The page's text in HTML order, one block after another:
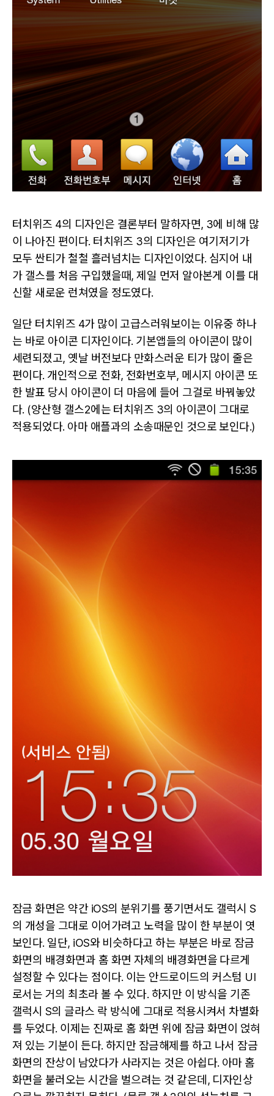
터치위즈 4의 디자인은 결론부터 말하자면, 3에 비해 많
이 나아진 편이다. 터치위즈 3의 디자인은 여기저기가
모두 싼티가 철철 흘러넘치는 디자인이었다. 심지어 내
가 갤스를 처음 구입했을때, 제일 먼저 알아본게 이를 대
신할 새로운 런쳐였을 정도였다.
일단 터치위즈 4가 많이 고급스러워보이는 이유중 하나
는 바로 아이콘 디자인이다. 기본앱들의 아이콘이 많이
세련되졌고, 옛날 버전보다 만화스러운 티가 많이 줄은
편이다. 개인적으로 전화, 전화번호부, 메시지 아이콘 또
한 발표 당시 아이콘이 더 마음에 들어 그걸로 바꿔놓았
다. (양산형 갤스2에는 터치위즈 3의 아이콘이 그대로
적용되었다. 아마 애플과의 소송때문인 것으로 보인다.)
잠금 화면은 약간 iOS의 분위기를 풍기면서도 갤럭시 S
의 개성을 그대로 이어가려고 노력을 많이 한 부분이 엿
보인다. 일단, iOS와 비슷하다고 하는 부분은 바로 잠금
화면의 배경화면과 홈 화면 자체의 배경화면을 다르게
설정할 수 있다는 점이다. 이는 안드로이드의 커스텀 UI
로서는 거의 최초라 볼 수 있다. 하지만 이 방식을 기존
갤럭시 S의 글라스 락 방식에 그대로 적용시켜서 차별화
를 두었다. 이제는 진짜로 홈 화면 위에 잠금 화면이 얹혀
져 있는 기분이 든다. 하지만 잠금해제를 하고 나서 잠금
화면의 잔상이 남았다가 사라지는 것은 아쉽다. 아마 홈
화면을 불러오는 시간을 벌으려는 것 같은데, 디자인상